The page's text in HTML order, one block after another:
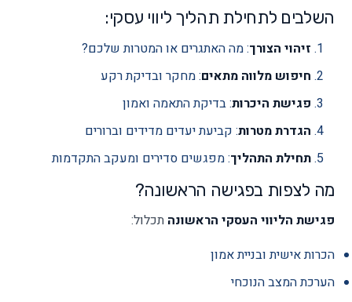
השלבים לתחילת תהליך ליווי עסקי:
זיהוי הצורך: מה האתגרים או המטרות שלכם?
חיפוש מלווה מתאים: מחקר ובדיקת רקע
פגישת היכרות: בדיקת התאמה ואמון
הגדרת מטרות: קביעת יעדים מדידים וברורים
תחילת התהליך: מפגשים סדירים ומעקב התקדמות
מה לצפות בפגישה הראשונה?
פגישת הליווי העסקי הראשונה תכלול:
הכרות אישית ובניית אמון
הערכת המצב הנוכחי